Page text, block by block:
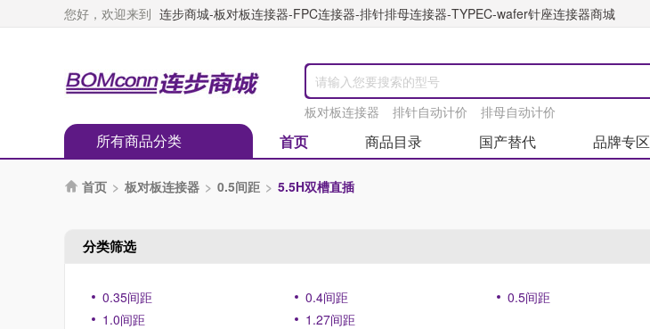
您好，欢迎来到 连步商城-板对板连接器-FPC连接器-排针排母连接器-TYPEC-wafer针座连接器商城
板对板连接器 排针自动计价 排母自动计价
所有商品分类 首页 商品目录 国产替代 品牌专区
 首页 > 板对板连接器 > 0.5间距 > 5.5H双槽直插
分类筛选
0.35间距 0.4间距 0.5间距
1.0间距
1.27间距